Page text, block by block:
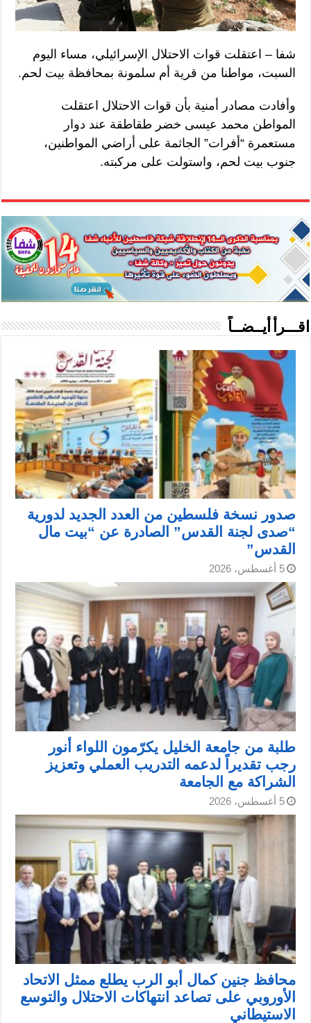
شفا – اعتقلت قوات الاحتلال الإسرائيلي، مساء اليوم
السبت، مواطنا من قرية أم سلمونة بمحافظة بيت لحم.
وأفادت مصادر أمنية بأن قوات الاحتلال اعتقلت
المواطن محمد عيسى خضر طقاطقة عند دوار
مستعمرة “أفرات” الجاثمة على أراضي المواطنين،
جنوب بيت لحم، واستولت على مركبته.
اقـــرأ أيــضــاً
صدور نسخة فلسطين من العدد الجديد لدورية
“صدى لجنة القدس” الصادرة عن “بيت مال
القدس”
5 أغسطس، 2026
طلبة من جامعة الخليل يكرّمون اللواء أنور
رجب تقديراً لدعمه التدريب العملي وتعزيز
الشراكة مع الجامعة
5 أغسطس، 2026
محافظ جنين كمال أبو الرب يطلع ممثل الاتحاد
الأوروبي على تصاعد انتهاكات الاحتلال والتوسع
الاستيطاني